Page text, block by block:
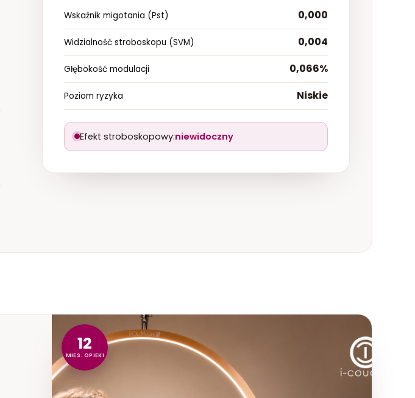
ZASILANIE
REGULACJA NATĘŻENIA ŚWIATŁA
SPOSÓB REGULACJI ŚWIATŁA
MANUALNA
WAGA LAMPY
2 KG
Importer
AMH sp. z o.o.
Zajęcza 15
00-351 Warszawa, Polska
kontakt@i-cc.pl
Jakie jest zasilanie lampy biurkowej Single Star?
Wskaźnik migotania (Pst) 0,000
Widzialność stroboskopu (SVM) 0,004
Głębokość modulacji 0,066%
Poziom ryzyka Niskie
Efekt stroboskopowy:niewidoczny
12
MIES. OPIEKI